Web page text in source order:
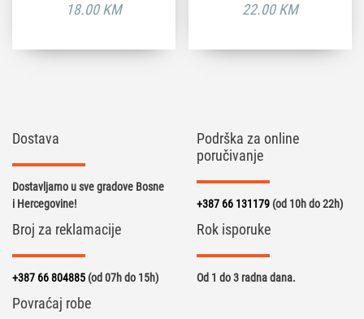
18.00KM 22.00KM
Dostava
Dostavljamo u sve gradove Bosne
i Hercegovine!
Podrška za online
poručivanje
+387 66 131179 (od 10h do 22h)
Broj za reklamacije
+387 66 804885 (od 07h do 15h)
Rok isporuke
Od 1 do 3 radna dana.
Povraćaj robe